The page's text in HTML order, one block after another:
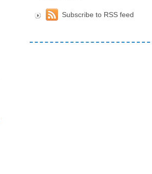
Subscribe to RSS feed